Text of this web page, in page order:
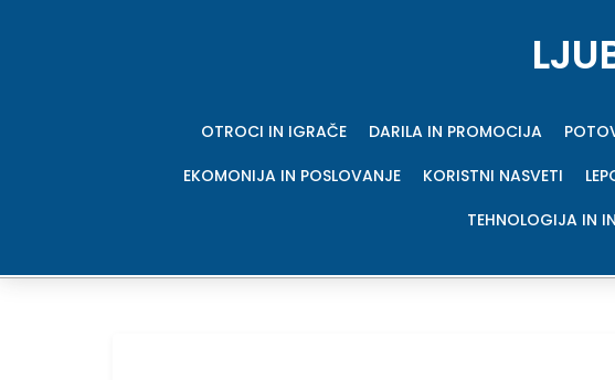
OTROCI IN IGRAČE DARILA IN PROMOCIJA
EKOMONIJA IN POSLOVANJE
KORISTNI NASVETI
TEHNOLOGIJA IN